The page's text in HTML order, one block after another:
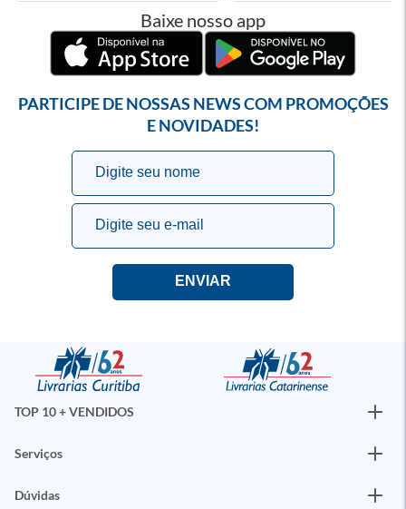
Baixe nosso app
PARTICIPE DE NOSSAS NEWS COM PROMOÇÕES
E NOVIDADES!
TOP 10 + VENDIDOS
Serviços
Dúvidas